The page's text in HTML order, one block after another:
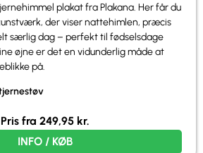
plakat fra Plakana. Her får du
der viser nattehimlen, præcis
særlig dag – perfekt til fødselsdage
øjne er det en vidunderlig måde at
på.
Pris fra 249,95 kr.
INFO / KØB